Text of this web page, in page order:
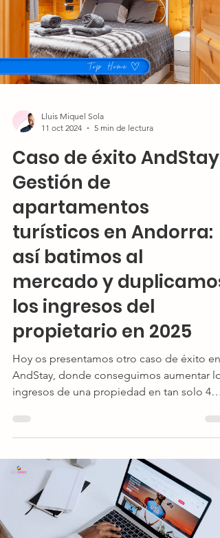
Lluis Miquel Sola
11 oct 2024
5 min de lectura
Caso de éxito AndStay |
Gestión de
apartamentos
turísticos en Andorra:
así batimos al
mercado y duplicamos
los ingresos del
propietario en 2025
Hoy os presentamos otro caso de éxito en
AndStay, donde conseguimos aumentar los
ingresos de una propiedad en tan solo 4